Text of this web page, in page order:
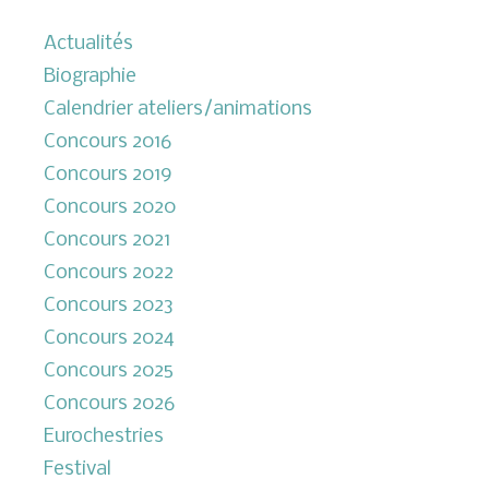
Actualités
Biographie
Calendrier ateliers/animations
Concours 2016
Concours 2019
Concours 2020
Concours 2021
Concours 2022
Concours 2023
Concours 2024
Concours 2025
Concours 2026
Eurochestries
Festival